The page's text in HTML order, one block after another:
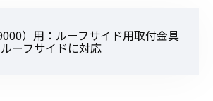
）用：ルーフサイド用取付金具
ーフサイドに対応